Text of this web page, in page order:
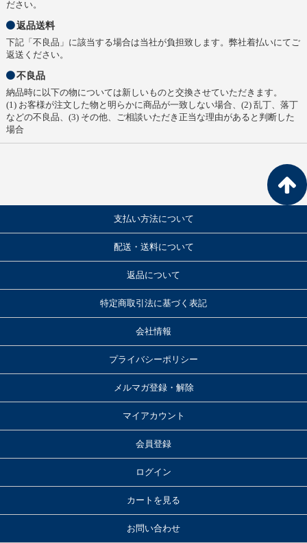
ださい。
返品送料
下記「不良品」に該当する場合は当社が負担致します。弊社着払いにてご
返送ください。
不良品
納品時に以下の物については新しいものと交換させていただきます。
(1) お客様が注文した物と明らかに商品が一致しない場合、(2) 乱丁、落丁
などの不良品、(3) その他、ご相談いただき正当な理由があると判断した
場合
支払い方法について
配送・送料について
返品について
特定商取引法に基づく表記
会社情報
プライバシーポリシー
メルマガ登録・解除
マイアカウント
会員登録
ログイン
カートを見る
お問い合わせ